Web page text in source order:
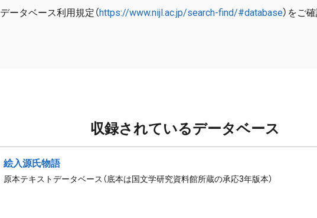
データベース利用規定（https://www.nijl.ac.jp/search-find/#database）をご
収録されているデータベース
絵入源氏物語
原本テキストデータベース（底本は国文学研究資料館所蔵の承応3年版本）